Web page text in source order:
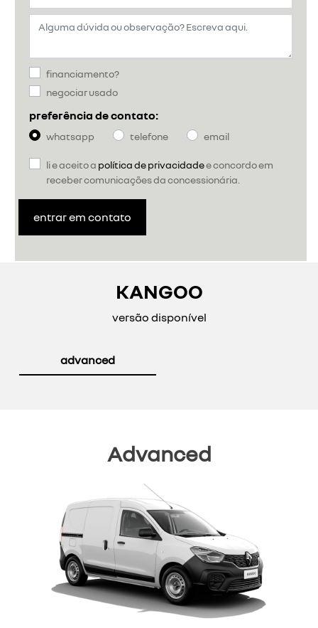
financiamento?
negociar usado
preferência de contato:
whatsapp telefone email
li e aceito a política de privacidadee concordo em
receber comunicações da concessionária.
entrar em contato
KANGOO
versão disponível
advanced
Advanced